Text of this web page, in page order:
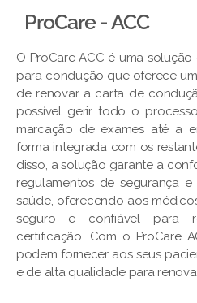
ProCare - ACC
O ProCare ACC é uma
para condução que oferece
de renovar a carta de
possível gerir todo o
marcação de exames até a
forma integrada com os
disso, a solução garante a
regulamentos de segurança
saúde, oferecendo aos
seguro e confiável para
certificação. Com o ProCare
podem fornecer aos seus
e de alta qualidade para